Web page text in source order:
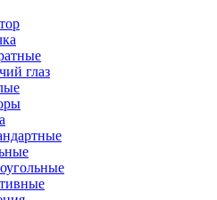
глаз